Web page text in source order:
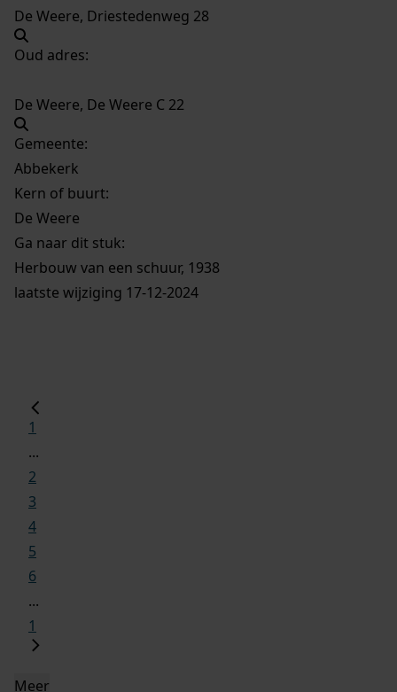
De Weere, Driestedenweg 28
Oud adres:
De Weere, De Weere C 22
Gemeente:
Abbekerk
Kern of buurt:
De Weere
Ga naar dit stuk:
Herbouw van een schuur, 1938
laatste wijziging 17-12-2024
1
...
2
3
4
5
6
...
1
Meer